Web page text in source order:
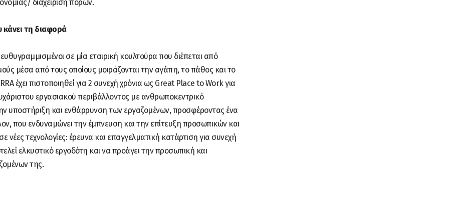
διαχείριση πόρων.
τη διαφορά
σε μία εταιρική κουλτούρα που διέπεται από
μέσα από τους οποίους μοιράζονται την αγάπη, το πάθος και το
έχει πιστοποιηθεί για 2 συνεχή χρόνια ως Great Place to Work για
εργασιακού περιβάλλοντος με ανθρωποκεντρικό
υποστήριξη και ενθάρρυνση των εργαζομένων, προσφέροντας ένα
που ενδυναμώνει την έμπνευση και την επίτευξη προσωπικών και
τεχνολογίες: έρευνα και επαγγελματική κατάρτιση για συνεχή
ελκυστικό εργοδότη και να προάγει την προσωπική και
της.